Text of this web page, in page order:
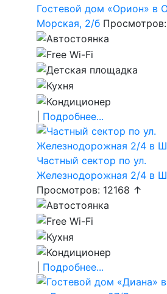
Гостевой дом «Орион» в
Морская, 2/б
Подробнее...
Частный сектор по ул.
Железнодорожная 2/4 в
Просмотров: 12168 ↑
Подробнее...